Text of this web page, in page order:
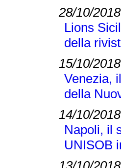
28/10/2018
Lions
della
15/10/2018
Venezia,
della
14/10/2018
Napoli, il
UNISOB